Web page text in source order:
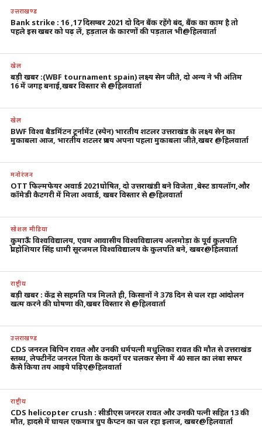
उत्तराखण्ड
Bank strike : 16 ,17 दिसम्बर 2021 दो दिन बैंक रहेंगे बंद, बैंक का काम है तो
पहले इस खबर को पढ़ लें, हड़ताल के कारणों की पड़ताल भी@हिलवार्ता
खेल
बड़ी खबर :(WBF tournament spain) लक्ष्य सेन जीते, दो अन्य ने भी अंतिम
16 में जगह बनाई,खबर विस्तार से @हिलवार्ता
खेल
BWF विश्व बैडमिंटन टूर्नामेंट (स्पेन) भारतीय शटलर उत्तराखंड के लक्ष्य सेन का
मुकाबला आज, भारतीय शटलर प्रणय अपना पहला मुकाबला जीते,खबर @हिलवार्ता
मनोरंजन
OTT फिल्मफेयर अवार्ड 2021घोषित, दो उत्तराखंडी बने विजेता ,बेस्ट डायलॉग,और
कॉमेडी कैटगरी में मिला अवार्ड, खबर विस्तार से @हिलवार्ता
सोशल मीडिया
कुमाऊँ विश्वविद्यालय, एवम आवासीय विश्वविद्यालय अलमोड़ा के पूर्व कुलपति
प्रो.होशियार सिंह धामी सूरजमल विश्वविद्यालय के कुलपति बने, खबर@हिलवार्ता
राष्ट्रीय
बड़ी खबर : केंद्र से सहमति पत्र मिलते ही, किसानों ने 378 दिन से चल रहा आंदोलन
खत्म करने की घोषणा की,खबर विस्तार से @हिलवार्ता
उत्तराखण्ड
CDS जनरल बिपिन रावत और उनकी धर्मपत्नी मधुलिका रावत की मौत से उत्तराखंड
स्तब्ध, लेफ्टीनेंट जनरल पिता के कदमों पर चलकर सेना में 40 साल का लंबा सफर
कैसे किया तय आइये पढ़िए@हिलवार्ता
राष्ट्रीय
CDS helicopter crush : सीडीएस जनरल रावत और उनकी पत्नी सहित 13 की
मौत, हादसे में घायल एकमात्र ग्रुप कैप्टन का चल रहा इलाज, खबर@हिलवार्ता